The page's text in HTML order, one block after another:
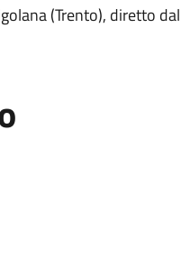
(Trento), diretto